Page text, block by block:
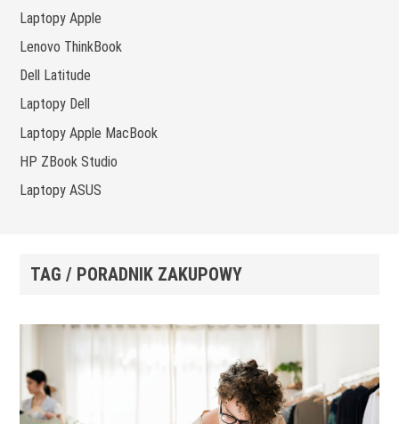
Laptopy Apple
Lenovo ThinkBook
Dell Latitude
Laptopy Dell
Laptopy Apple MacBook
HP ZBook Studio
Laptopy ASUS
TAG / PORADNIK ZAKUPOWY